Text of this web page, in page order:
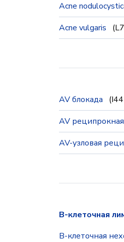
Acne
Acne vulgaris
AV блокада
AV
AV-узловая
B-клеточная
B-клеточная